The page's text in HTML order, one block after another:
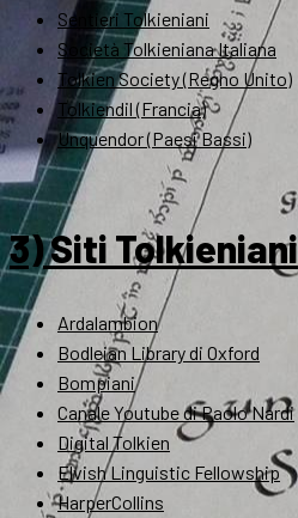
Sentieri Tolkieniani
Società Tolkieniana Italiana
Tolkien Society (Regno Unito)
Tolkiendil (Francia)
Unquendor (Paesi Bassi)
3) Siti Tolkieniani
Ardalambion
Bodleian Library di Oxford
Bompiani
Canale Youtube di Paolo Nardi
Digital Tolkien
Elvish Linguistic Fellowship
HarperCollins